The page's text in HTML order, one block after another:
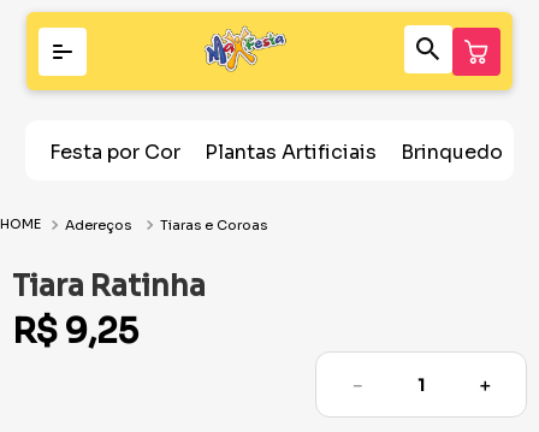
Festa por Cor Plantas Artificiais Brinquedos
Adereços Tiaras e Coroas
Tiara Ratinha
R$ 9,25
＋
－